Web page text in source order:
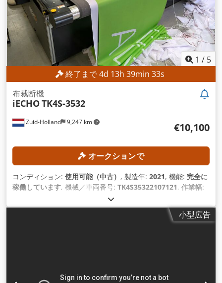
1 / 5
終了まで4d 13h 39min 31s
Zuid-Holland 9,247 km
布裁断機
iECHOTK4S-3532
€10,100
オークションで
コンディション: 使用可能（中古） , 製造年: 2021, 機能: 完全に
稼働しています, 機械／車両番号: TK4S35322107121, 作業幅:
90,000 mm/分
長さ:3,500 mm,
小型広告